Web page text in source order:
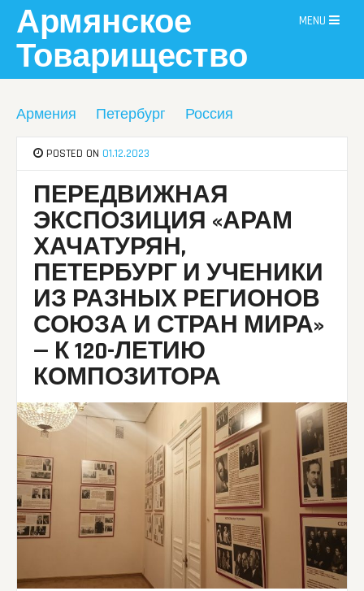
content
Армянское
Товарищество
MENU
Армения Петербург Россия
POSTED ON 01.12.2023
ПЕРЕДВИЖНАЯ
ЭКСПОЗИЦИЯ «АРАМ
ХАЧАТУРЯН,
ПЕТЕРБУРГ И УЧЕНИКИ
ИЗ РАЗНЫХ РЕГИОНОВ
СОЮЗА И СТРАН МИРА»
— К 120-ЛЕТИЮ
КОМПОЗИТОРА